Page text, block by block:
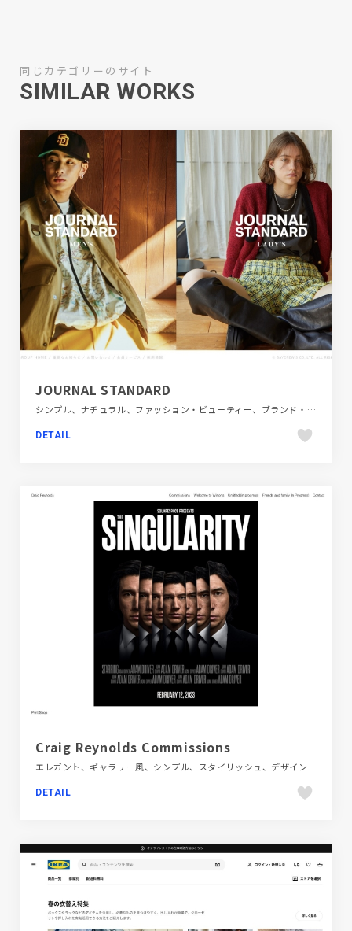
同じカテゴリーのサイト
SIMILAR WORKS
JOURNAL STANDARD
シンプル、ナチュラル、ファッション・ビューティー、ブランド・サービスサイト、ホワイト系、大きめ写真
DETAIL
Craig Reynolds Commissions
エレガント、ギャラリー風、シンプル、スタイリッシュ、デザイン・アート・音楽・文芸、ナチュラル、ホワイト系、ポートフォリオ、大きめ写真、海外サイト
DETAIL